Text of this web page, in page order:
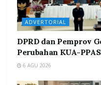
ADVERTORIAL
DPRD dan Pemprov
Perubahan KUA-
6 AGU 2026